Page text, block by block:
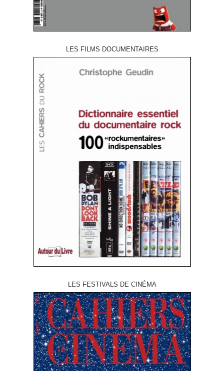
LES FILMS DOCUMENTAIRES
LES FESTIVALS DE CINÉMA